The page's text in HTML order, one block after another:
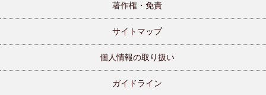
著作権・免責
サイトマップ
個人情報の取り扱い
ガイドライン